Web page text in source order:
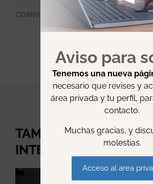
COMPARTIR
TAMBIÉN TE PUEDE
INTERESAR:
Aviso para
Tenemos una nueva
necesario que revises y
área privada y tu perfil,
contacto.
Muchas gracias, y
molestias.
Acceso al area